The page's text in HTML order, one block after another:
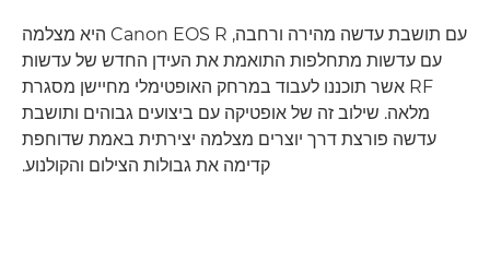
עם תושבת עדשה מהירה ורחבה, Canon EOS R היא מצלמה
עם עדשות מתחלפות התואמת את העידן החדש של עדשות
RF אשר תוכננו לעבוד במרחק האופטימלי מחיישן מסגרת
מלאה. שילוב זה של אופטיקה עם ביצועים גבוהים ותושבת
עדשה פורצת דרך יוצרים מצלמה יצירתית באמת שדוחפת
קדימה את גבולות הצילום והקולנוע.